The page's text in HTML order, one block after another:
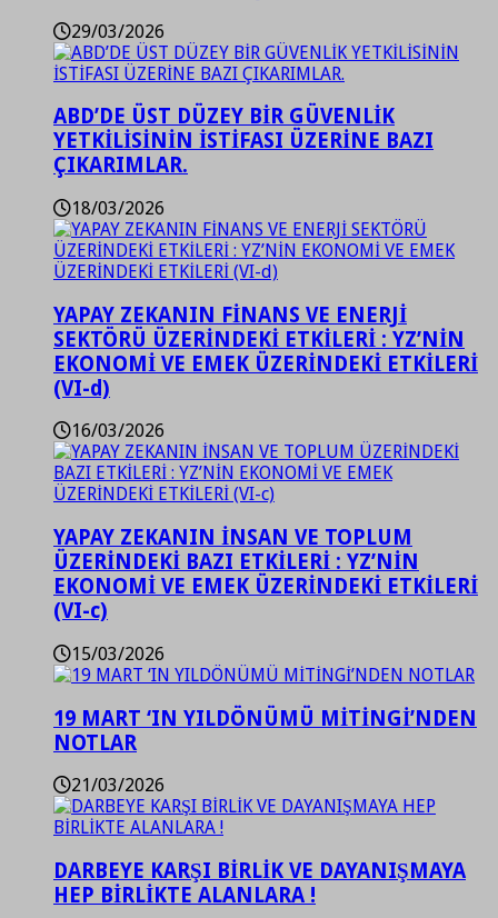
29/03/2026
ABD’DE ÜST DÜZEY BİR GÜVENLİK
YETKİLİSİNİN İSTİFASI ÜZERİNE BAZI
ÇIKARIMLAR.
18/03/2026
YAPAY ZEKANIN FİNANS VE ENERJİ
SEKTÖRÜ ÜZERİNDEKİ ETKİLERİ : YZ’NİN
EKONOMİ VE EMEK ÜZERİNDEKİ ETKİLERİ
(VI-d)
16/03/2026
YAPAY ZEKANIN İNSAN VE TOPLUM
ÜZERİNDEKİ BAZI ETKİLERİ : YZ’NİN
EKONOMİ VE EMEK ÜZERİNDEKİ ETKİLERİ
(VI-c)
15/03/2026
19 MART ‘IN YILDÖNÜMÜ MİTİNGİ’NDEN
NOTLAR
21/03/2026
DARBEYE KARŞI BİRLİK VE DAYANIŞMAYA
HEP BİRLİKTE ALANLARA !